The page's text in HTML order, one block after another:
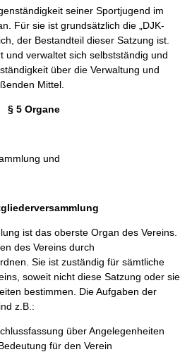
seiner Sportjugend im
Für sie ist grundsätzlich die „DJK-
der Bestandteil dieser Satzung ist.
und verwaltet sich selbstständig und
über die Verwaltung und
Mittel.
§ 5 Organe
und
ist das oberste Organ des Vereins.
des Vereins durch
Sie ist zuständig für sämtliche
soweit nicht diese Satzung oder sie
bestimmen. Die Aufgaben der
z.B.:
über Angelegenheiten
für den Verein